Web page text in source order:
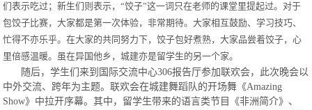
们表示吃过；新生们则表示，“饺子”这一词只在老师的课堂里提起过。对于
包饺子比赛，大家都是第一次体验，非常期待。大家相互鼓励、学习技巧、
忙得不亦乐乎。在大家的共同努力下，饺子包好煮熟，大家品尝着饺子，心
里倍感温暖。虽在异国他乡，城建亦是留学生的另一个家。
随后，学生们来到国际交流中心306报告厅参加联欢会，此次晚会以
中外交流、跨年为主题。联欢会在城建舞蹈队的开场舞《Amazing
Show》中拉开序幕。其中，留学生带来的语言类节目《非洲简介》、